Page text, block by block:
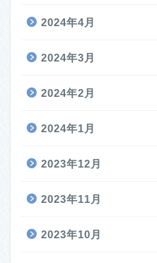
2024年4月
2024年3月
2024年2月
2024年1月
2023年12月
2023年11月
2023年10月